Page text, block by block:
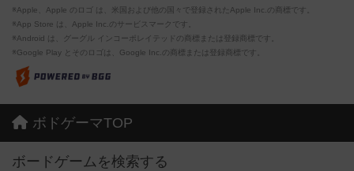
※Apple、Apple のロゴ は、米国および他の国々で登録されたApple Inc.の商標です。
※App Store は、Apple Inc.のサービスマークです。
※Android は、グーグル インコーポレイテッドの商標または登録商標です。
※Google Play とそのロゴは、Google Inc.の商標または登録商標です。
ボドゲーマTOP
ボードゲームを検索する